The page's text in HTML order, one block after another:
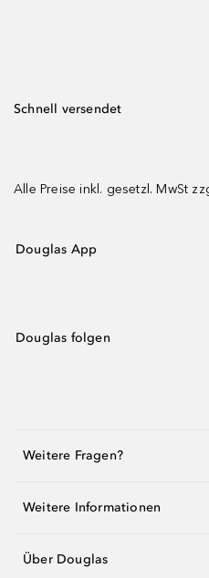
Schnell versendet
Alle Preise inkl. gesetzl. MwSt
Douglas App
Douglas folgen
Weitere Fragen?
Weitere Informationen
Über Douglas